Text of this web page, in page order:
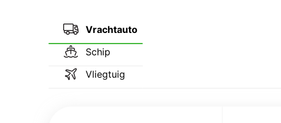
Vrachtauto
Schip
Vliegtuig